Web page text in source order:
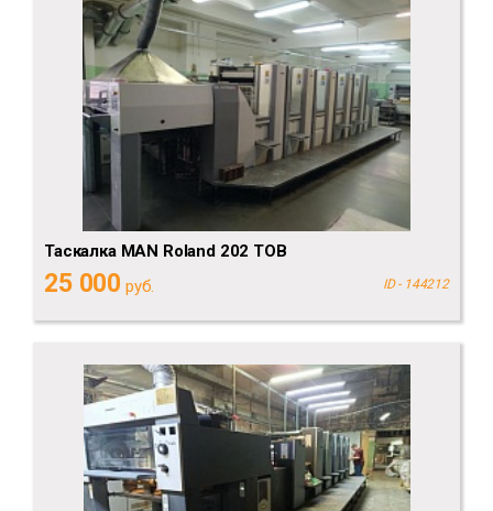
Таскалка MAN Roland 202 TOB
25 000 руб. ID - 144212